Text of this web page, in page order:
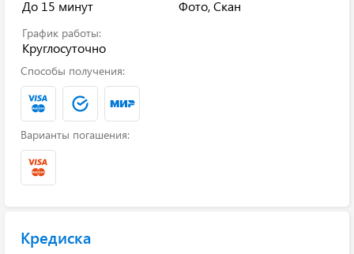
До 15 минут Фото, Скан
График работы:
Круглосуточно
Способы получения:
Варианты погашения:
Кредиска